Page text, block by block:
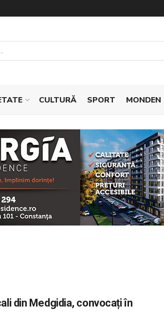
CULTURĂ SPORT MONDEN
din Medgidia, convocați în